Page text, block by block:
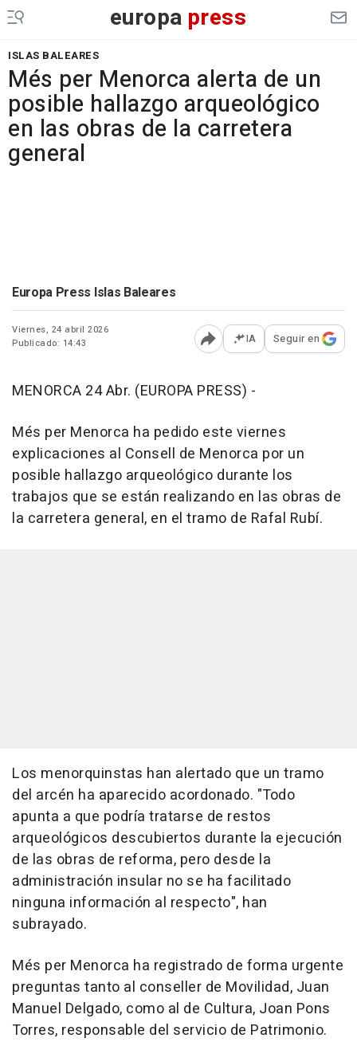
europa press
ISLAS BALEARES
Més per Menorca alerta de un
posible hallazgo arqueológico
en las obras de la carretera
general
Europa Press Islas Baleares
Viernes, 24 abril 2026
Publicado: 14:43
Abrir opciones para
IA Seguir en
MENORCA 24 Abr. (EUROPA PRESS) -
Més per Menorca ha pedido este viernes
explicaciones al Consell de Menorca por un
posible hallazgo arqueológico durante los
trabajos que se están realizando en las obras de
la carretera general, en el tramo de Rafal Rubí.
Los menorquinstas han alertado que un tramo
del arcén ha aparecido acordonado. "Todo
apunta a que podría tratarse de restos
arqueológicos descubiertos durante la ejecución
de las obras de reforma, pero desde la
administración insular no se ha facilitado
ninguna información al respecto", han
subrayado.
Més per Menorca ha registrado de forma urgente
preguntas tanto al conseller de Movilidad, Juan
Manuel Delgado, como al de Cultura, Joan Pons
Torres, responsable del servicio de Patrimonio.